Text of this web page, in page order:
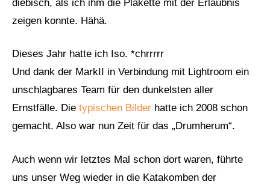
diebisch, als ich ihm die Plakette mit der Erlaubnis
zeigen konnte. Hähä.
Dieses Jahr hatte ich Iso. *chrrrrr
Und dank der MarkII in Verbindung mit Lightroom ein
unschlagbares Team für den dunkelsten aller
Ernstfälle. Die typischen Bilder hatte ich 2008 schon
gemacht. Also war nun Zeit für das „Drumherum“.
Auch wenn wir letztes Mal schon dort waren, führte
uns unser Weg wieder in die Katakomben der